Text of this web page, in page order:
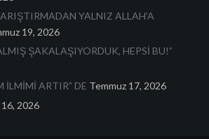
YALNIZ ALLAH’A
19, 2026
ŞAKALAŞIYORDUK, HEPSİ BU!”
İLMİMİ ARTIR” DE Temmuz 17, 2026
2026